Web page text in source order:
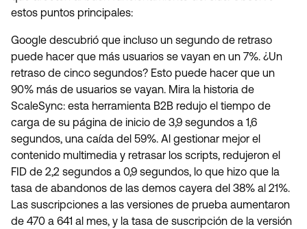
estos puntos principales:
Google descubrió que incluso un segundo de retraso
puede hacer que más usuarios se vayan en un 7%. ¿Un
retraso de cinco segundos? Esto puede hacer que un
90% más de usuarios se vayan. Mira la historia de
ScaleSync: esta herramienta B2B redujo el tiempo de
carga de su página de inicio de 3,9 segundos a 1,6
segundos, una caída del 59%. Al gestionar mejor el
contenido multimedia y retrasar los scripts, redujeron el
FID de 2,2 segundos a 0,9 segundos, lo que hizo que la
tasa de abandonos de las demos cayera del 38% al 21%.
Las suscripciones a las versiones de prueba aumentaron
de 470 a 641 al mes, y la tasa de suscripción de la versión